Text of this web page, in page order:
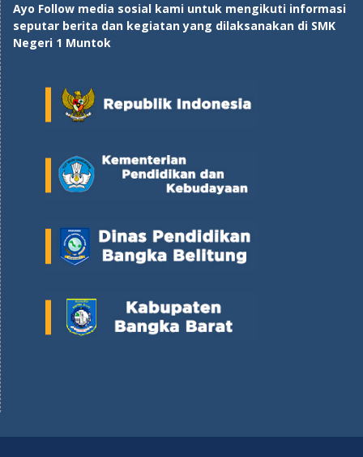
Ayo Follow media sosial kami untuk mengikuti informasi
seputar berita dan kegiatan yang dilaksanakan di SMK
Negeri 1 Muntok